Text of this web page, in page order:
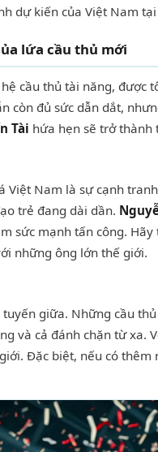
dự kiến của Việt Nam
lứa cầu thủ mới
cầu thủ tài năng,
còn đủ sức dẫn dắt,
Tài hứa hẹn sẽ trở thành
Nam là sự cạnh
trẻ đang dài dần.
sức mạnh tấn công.
những ông lớn thế giới.
giữa. Những cầu
và cả đánh chặn từ
Đặc biệt, nếu có